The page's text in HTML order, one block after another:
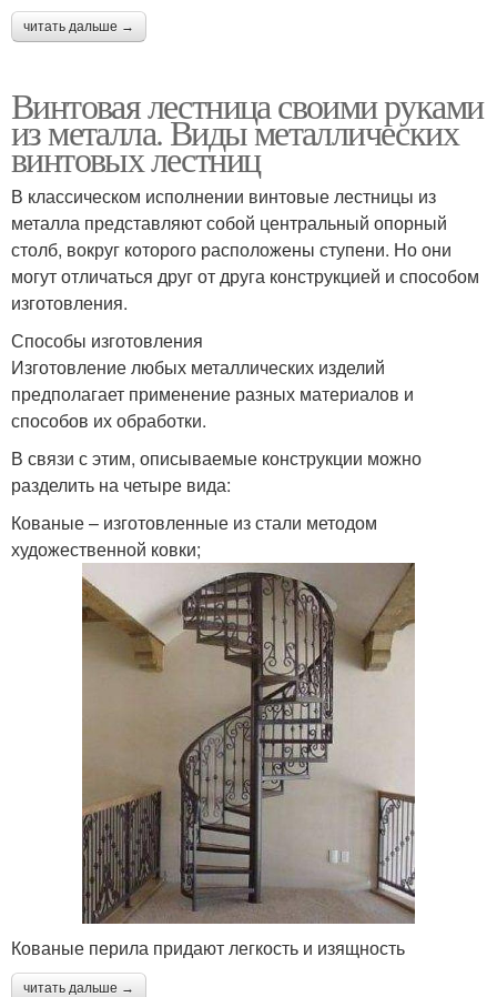
читать дальше →
Винтовая лестница своими руками
из металла. Виды металлических
винтовых лестниц
В классическом исполнении винтовые лестницы из
металла представляют собой центральный опорный
столб, вокруг которого расположены ступени. Но они
могут отличаться друг от друга конструкцией и способом
изготовления.
Способы изготовления
Изготовление любых металлических изделий
предполагает применение разных материалов и
способов их обработки.
В связи с этим, описываемые конструкции можно
разделить на четыре вида:
Кованые – изготовленные из стали методом
художественной ковки;
Кованые перила придают легкость и изящность
читать дальше →